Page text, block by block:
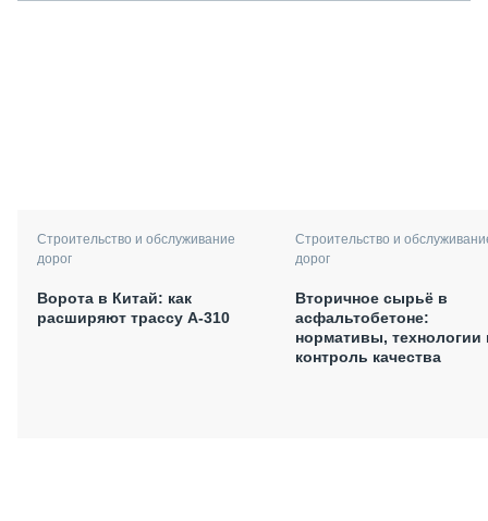
Строительство и обслуживание
дорог
Ворота в Китай: как
расширяют трассу А-310
Строительство и
дорог
Вторичное сырьё в
асфальтобетоне:
нормативы, технологии
контроль качества